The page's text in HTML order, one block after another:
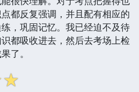
都反复强调，并且配有相应的
，巩固记忆。我已经迫不及待
都吸收进去，然后去考场上检
了。
☆